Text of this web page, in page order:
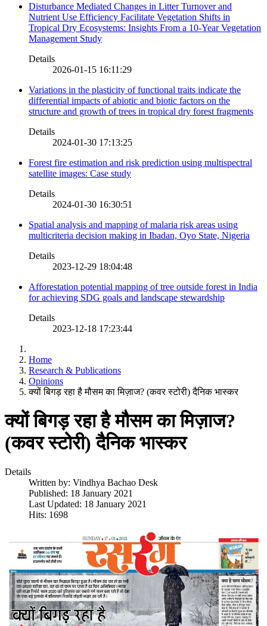
Disturbance Mediated Changes in Litter Turnover and
Nutrient Use Efficiency Facilitate Vegetation Shifts in
Tropical Dry Ecosystems: Insights From a 10-Year Vegetation
Management Study
Details
2026-01-15 16:11:29
Variations in the plasticity of functional traits indicate the
differential impacts of abiotic and biotic factors on the
structure and growth of trees in tropical dry forest fragments
Details
2024-01-30 17:13:25
Forest fire estimation and risk prediction using multispectral
satellite images: Case study
Details
2024-01-30 16:30:51
Spatial analysis and mapping of malaria risk areas using
multicriteria decision making in Ibadan, Oyo State, Nigeria
Details
2023-12-29 18:04:48
Afforestation potential mapping of tree outside forest in India
for achieving SDG goals and landscape stewardship
Details
2023-12-18 17:23:44
Home
Research & Publications
Opinions
क्यों बिगड़ रहा है मौसम का मिज़ाज? (कवर स्टोरी) दैनिक भास्कर
क्यों बिगड़ रहा है मौसम का मिज़ाज?
(कवर स्टोरी) दैनिक भास्कर
Details
Written by: Vindhya Bachao Desk
Published: 18 January 2021
Last Updated: 18 January 2021
Hits: 1698